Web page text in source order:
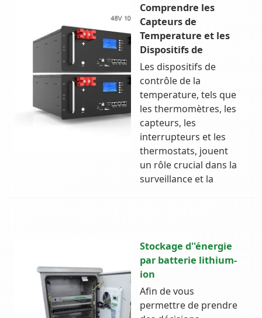
Comprendre les
Capteurs de
Temperature et les
Dispositifs de
Les dispositifs de
contrôle de la
temperature, tels que
les thermomètres, les
capteurs, les
interrupteurs et les
thermostats, jouent
un rôle crucial dans la
surveillance et la
Stockage d''énergie
par batterie lithium-
ion
Afin de vous
permettre de prendre